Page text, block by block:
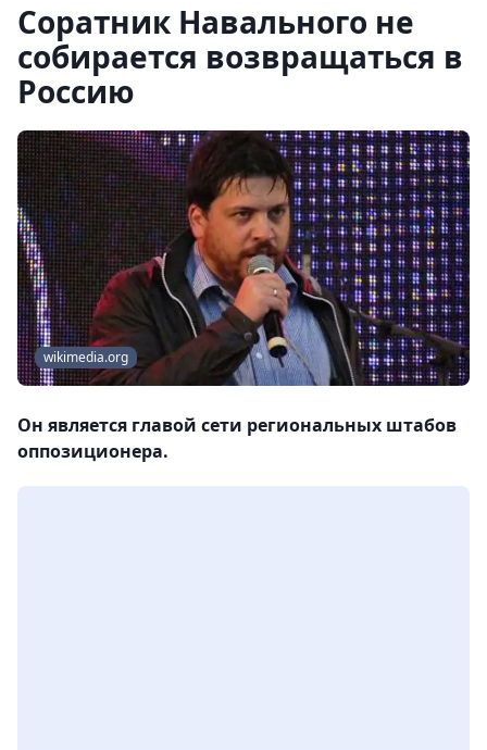
Соратник Навального не
собирается возвращаться в
Россию
wikimedia.org
Он является главой сети региональных штабов
оппозиционера.